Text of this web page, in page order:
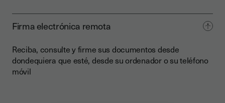
Firma electrónica remota
Reciba, consulte y firme sus documentos desde
dondequiera que esté, desde su ordenador o su teléfono
móvil